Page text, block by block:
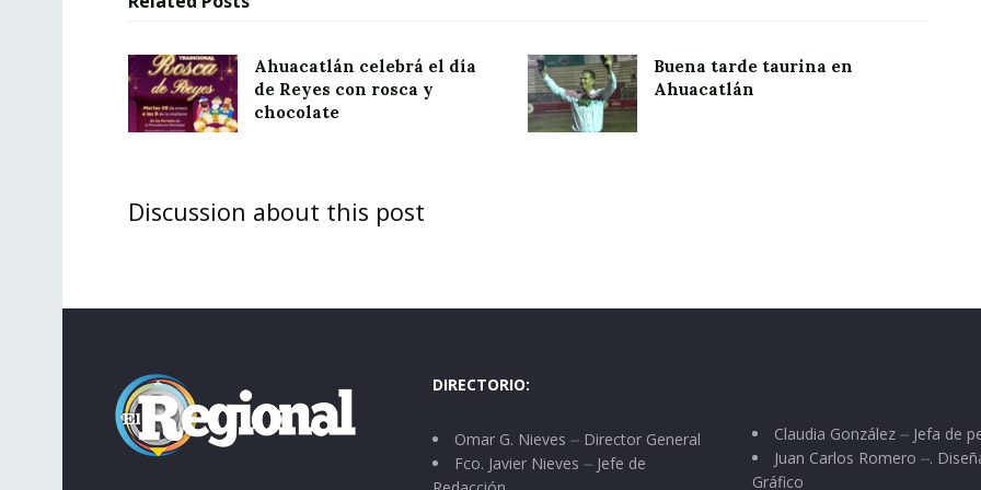
Ahuacatlán celebrá el día
de Reyes con rosca y
chocolate
Buena tarde taurina en
Ahuacatlán
Discussion about this post
DIRECTORIO:
Omar G. Nieves ⏤ Director General
Fco. Javier Nieves ⏤ Jefe de
Claudia González ⏤ Jefa de
Juan Carlos Romero ⏤.
Gráfico